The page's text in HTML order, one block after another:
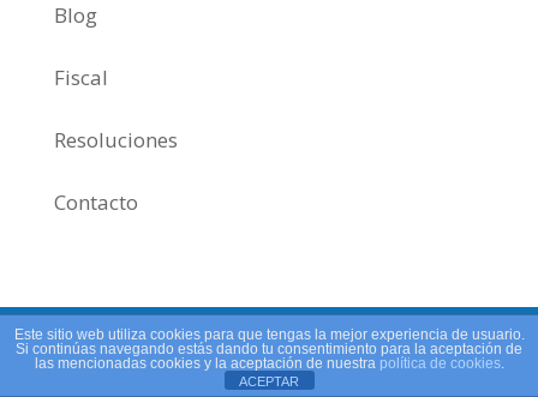
Blog
Fiscal
Resoluciones
Contacto
Este sitio web utiliza cookies para que tengas la mejor experiencia de usuario.
Si continúas navegando estás dando tu consentimiento para la aceptación de
las mencionadas cookies y la aceptación de nuestra política de cookies.
ACEPTAR